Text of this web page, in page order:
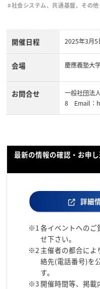
#社会システム、共通基盤、その他
開催日程 2025年3月5
会場 慶應義塾大
お問合せ
一般社団法
8 Email：
最新の情報の確認・お申
詳細
※1 各イベントへのご
せ下さい。
※2 主催者の都合によ
絡先(電話番号)を
す。
※3 開催時間等、掲載